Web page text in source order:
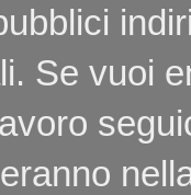
Se vuoi